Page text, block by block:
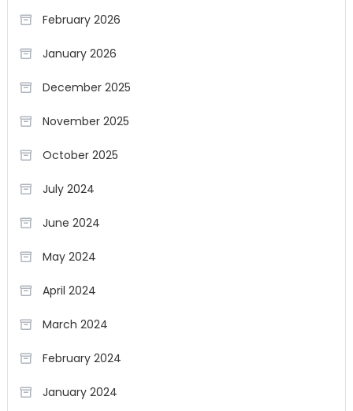
February 2026
January 2026
December 2025
November 2025
October 2025
July 2024
June 2024
May 2024
April 2024
March 2024
February 2024
January 2024